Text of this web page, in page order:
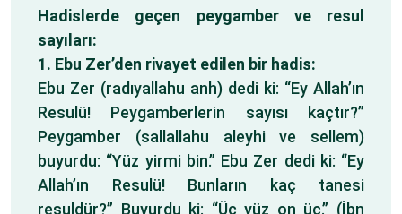
Hadislerde geçen peygamber ve resul
sayıları:
1. Ebu Zer’den rivayet edilen bir hadis:
Ebu Zer (radıyallahu anh) dedi ki: “Ey Allah’ın
Resulü! Peygamberlerin sayısı kaçtır?”
Peygamber (sallallahu aleyhi ve sellem)
buyurdu: “Yüz yirmi bin.” Ebu Zer dedi ki: “Ey
Allah’ın Resulü! Bunların kaç tanesi
resuldür?” Buyurdu ki: “Üç yüz on üç.” (İbn